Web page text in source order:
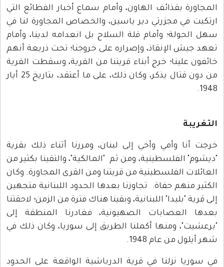
المجاورة بقذائف الهاون، وأمام سماع أخبار الفظائع التي
ارتكبت في مجزرتي دير ياسين، والخصاص المجاورة لنا في
سهل الحولة؛ وأمام قلة السلاح بل انعدامه لدينا، وأمام
تعهد جيش الإنقاذ، وإصراره على خروجنا؛ تحت ذريعة أنهم
خائفون علينا؛ خرج أبناء قريتنا من القرية، وسقطت القرية
من دون قتال يذكر، وكان ذلك، على ما أعتقد، بتاريخ 25 أيار
1948.
التغريبة
خرجت أنا وأمي وأخي إلى لبنان، ومررنا أثناء ذلك بقرية
"ديشوم" الفلسطينية، ومن ثم "المالكية"، والتقينا بكثير من
العائلات الفلسطينية من قريتنا ومن القرى المجاورة. وكان
الكثير منهم حفاة. تجاوزنا بعدها الحدود اللبنانية متجهين
إلى قرية "بليدا" اللبنانية، وبقينا هناك فترة من الزمن؛ لاحقتنا
بعدها العصابات الصهيونية، فغادرنا المنطقة إلى
"برعشيت"، ومنها أكملنا الطريق إلى سوريا، وكان ذلك في
شهر أيلول من عام 1948.
في سوريا نزلنا في قرية الدرباشية الواقعة على الحدود